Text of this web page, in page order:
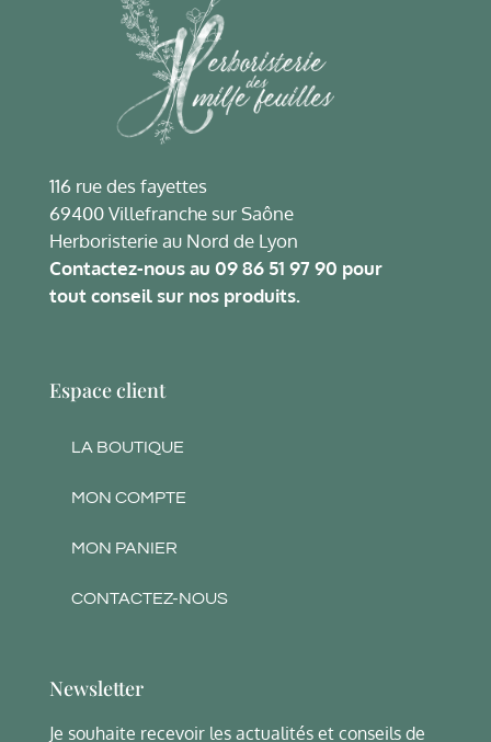
116 rue des fayettes
69400 Villefranche sur Saône
Herboristerie au Nord de Lyon
Contactez-nous au 09 86 51 97 90 pour
tout conseil sur nos produits.
Espace client
LA BOUTIQUE
MON COMPTE
MON PANIER
CONTACTEZ-NOUS
Newsletter
Je souhaite recevoir les actualités et conseils de